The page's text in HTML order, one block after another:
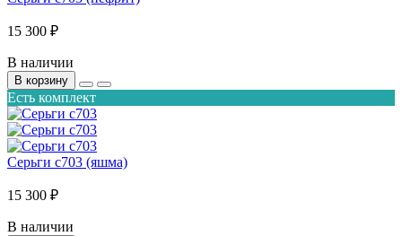
15 300 ₽
В наличии
В корзину
Есть комплект
Серьги с703 (яшма)
15 300 ₽
В наличии